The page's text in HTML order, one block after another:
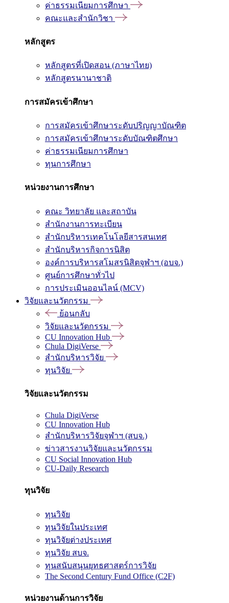
ค่าธรรมเนียมการศึกษา
คณะและสำนักวิชา
หลักสูตร
หลักสูตรที่เปิดสอน (ภาษาไทย)
หลักสูตรนานาชาติ
การสมัครเข้าศึกษา
การสมัครเข้าศึกษาระดับปริญญาบัณฑิต
การสมัครเข้าศึกษาระดับบัณฑิตศึกษา
ค่าธรรมเนียมการศึกษา
ทุนการศึกษา
หน่วยงานการศึกษา
คณะ วิทยาลัย และสถาบัน
สำนักงานการทะเบียน
สำนักบริหารเทคโนโลยีสารสนเทศ
สำนักบริหารกิจการนิสิต
องค์การบริหารสโมสรนิสิตจุฬาฯ (อบจ.)
ศูนย์การศึกษาทั่วไป
การประเมินออนไลน์ (MCV)
วิจัยและนวัตกรรม
ย้อนกลับ
วิจัยและนวัตกรรม
CU Innovation Hub
Chula DigiVerse
สำนักบริหารวิจัย
ทุนวิจัย
วิจัยและนวัตกรรม
Chula DigiVerse
CU Innovation Hub
สำนักบริหารวิจัยจุฬาฯ (สบจ.)
ข่าวสารงานวิจัยและนวัตกรรม
CU Social Innovation Hub
CU-Daily Research
ทุนวิจัย
ทุนวิจัย
ทุนวิจัยในประเทศ
ทุนวิจัยต่างประเทศ
ทุนวิจัย สบจ.
ทุนสนับสนุนยุทธศาสตร์การวิจัย
The Second Century Fund Office (C2F)
หน่วยงานด้านการวิจัย